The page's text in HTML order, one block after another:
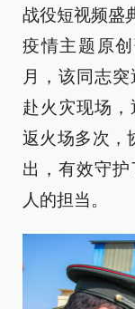
战役短视频盛
疫情主题原
月，该同志
赴火灾现场
返火场多次，
出，有效守
人的担当。